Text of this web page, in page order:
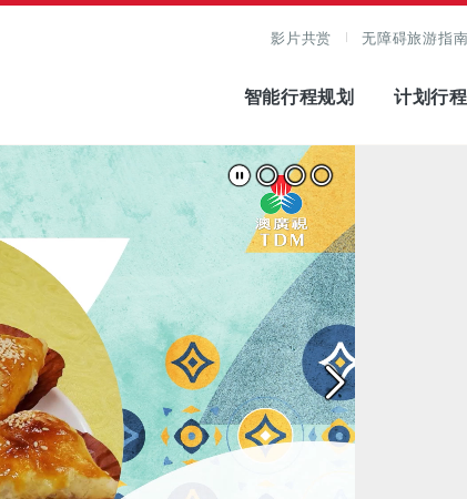
影片共赏 无障碍旅游指南
智能行程规划 计划行程